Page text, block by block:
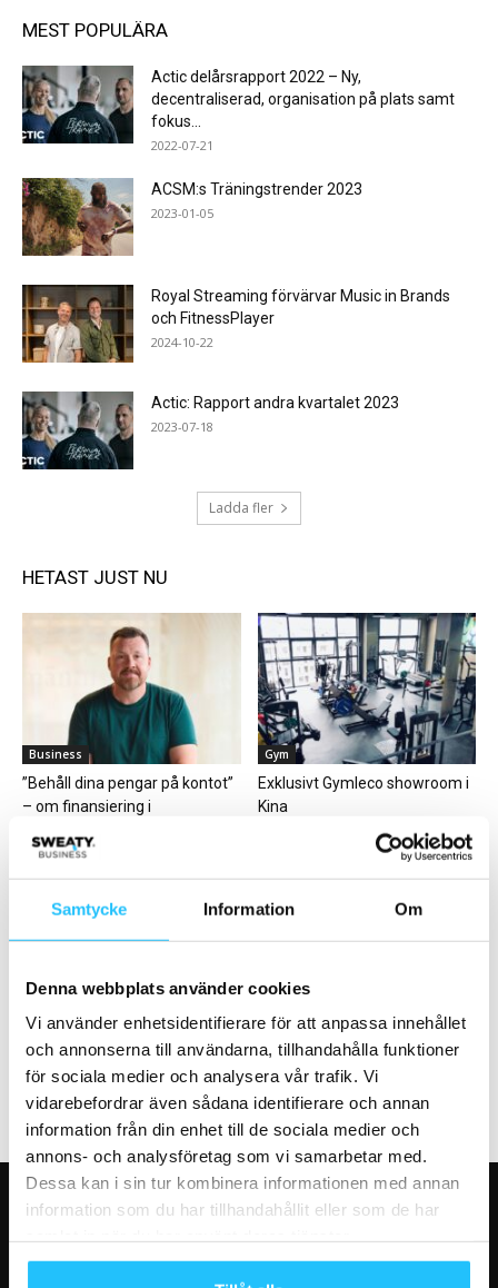
Samtycke Information Om
Denna webbplats använder cookies
Vi använder enhetsidentifierare för att anpassa innehållet
och annonserna till användarna, tillhandahålla funktioner
för sociala medier och analysera vår trafik. Vi
vidarebefordrar även sådana identifierare och annan
information från din enhet till de sociala medier och
annons- och analysföretag som vi samarbetar med.
Dessa kan i sin tur kombinera informationen med annan
information som du har tillhandahållit eller som de har
MEST POPULÄRA
Actic delårsrapport 2022 – Ny,
decentraliserad, organisation på plats samt
fokus...
2022-07-21
ACSM:s Träningstrender 2023
2023-01-05
Royal Streaming förvärvar Music in Brands
och FitnessPlayer
2024-10-22
Actic: Rapport andra kvartalet 2023
2023-07-18
Ladda fler
HETAST JUST NU
Business
”Behåll dina pengar på kontot”
– om finansiering i
Gym
Exklusivt Gymleco showroom i
Kina
Business Produktnyheter
gymmaskin från Gymleco
VÅRA FAVORITER